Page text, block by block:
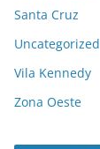
Santa Cruz
Uncategorized
Vila Kennedy
Zona Oeste